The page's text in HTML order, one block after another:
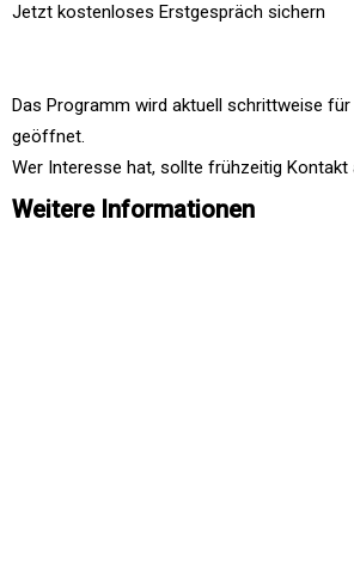
Jetzt kostenloses Erstgespräch sichern
Das Programm wird aktuell schrittweise für
geöffnet.
Wer Interesse hat, sollte frühzeitig Kontakt
Weitere Informationen